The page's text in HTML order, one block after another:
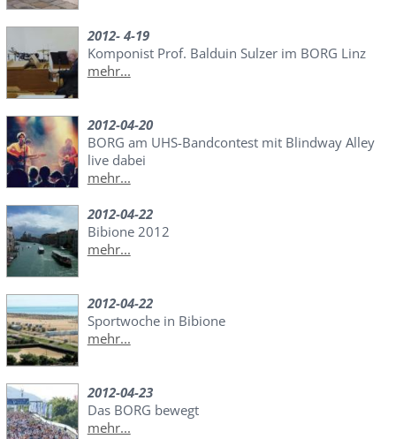
2012- 4-19
Komponist Prof. Balduin Sulzer im BORG Linz
mehr...
2012-04-20
BORG am UHS-Bandcontest mit Blindway Alley
live dabei
mehr...
2012-04-22
Bibione 2012
mehr...
2012-04-22
Sportwoche in Bibione
mehr...
2012-04-23
Das BORG bewegt
mehr...